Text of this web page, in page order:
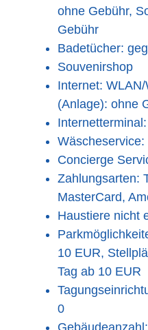
ohne Gebühr,
Gebühr
Badetücher:
Souvenirshop
Internet:
(Anlage): ohne
Concierge
Zahlungsarten:
MasterCard,
Haustiere nicht
10 EUR,
Tag ab 10 EUR
0